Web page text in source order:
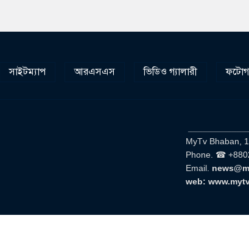
সাইটম্যাপ আরএসএস ভিডিও গ্যালারী
MyTv Bhaban,
Phone. ☎
Email.
web: